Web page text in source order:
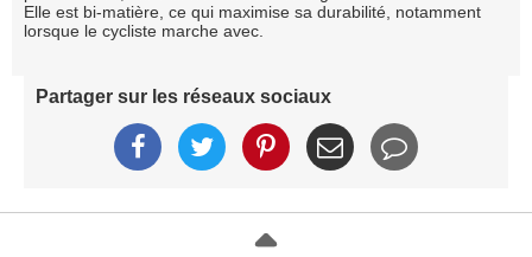
Elle est bi-matière, ce qui maximise sa durabilité, notamment
lorsque le cycliste marche avec.
Partager sur les réseaux sociaux